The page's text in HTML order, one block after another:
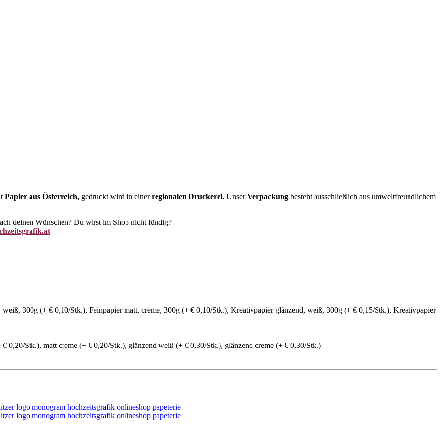
Papier aus Österreich, gedruckt wird in einerregionalen Druckerei. UnserVerpackung besteht ausschließlich aus umweltfreundlichem
deinen Wünschen? Du wirst im Shop nicht fündig?
300g (+ € 0,10/Stk.), Feinpapier matt, creme, 300g (+ € 0,10/Stk.), Kreativpapier glänzend, weiß, 300g (+ € 0,15/Stk.), Kreativpapier
0,20/Stk.), matt creme (+ € 0,20/Stk.), glänzend weiß (+ € 0,30/Stk.), glänzend creme (+ € 0,30/Stk.)